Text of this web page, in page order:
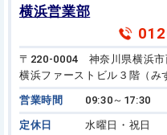
横浜営業部
〒220-0004 神奈川県横浜市
横浜ファーストビル３階（み
営業時間 09:30～17:30
定休日 水曜日・祝日